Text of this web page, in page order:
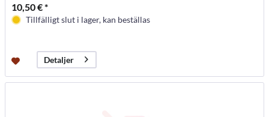
10,50 € *
Tillfälligt slut i lager, kan beställas
Detaljer